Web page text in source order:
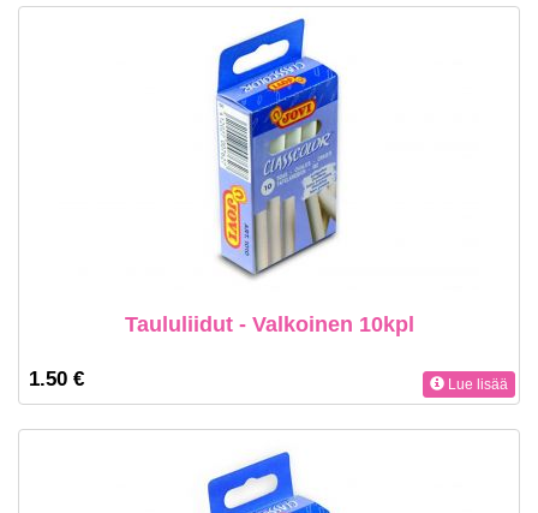
Taululiidut - Valkoinen 10kpl
1.50 € Lue lisää